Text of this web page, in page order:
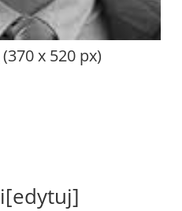
x 520 px)
[edytuj]